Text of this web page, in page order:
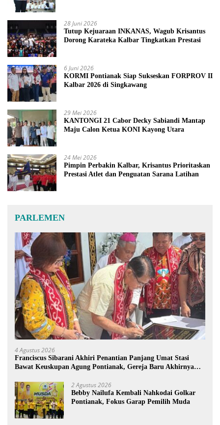
28 Juni 2026
Tutup Kejuaraan INKANAS, Wagub Krisantus
Dorong Karateka Kalbar Tingkatkan Prestasi
6 Juni 2026
KORMI Pontianak Siap Sukseskan FORPROV II
Kalbar 2026 di Singkawang
29 Mei 2026
KANTONGI 21 Cabor Decky Sabiandi Mantap
Maju Calon Ketua KONI Kayong Utara
24 Mei 2026
Pimpin Perbakin Kalbar, Krisantus Prioritaskan
Prestasi Atlet dan Penguatan Sarana Latihan
PARLEMEN
4 Agustus 2026
Franciscus Sibarani Akhiri Penantian Panjang Umat Stasi
Bawat Keuskupan Agung Pontianak, Gereja Baru Akhirnya
2 Agustus 2026
Bebby Nailufa Kembali Nahkodai Golkar
Pontianak, Fokus Garap Pemilih Muda